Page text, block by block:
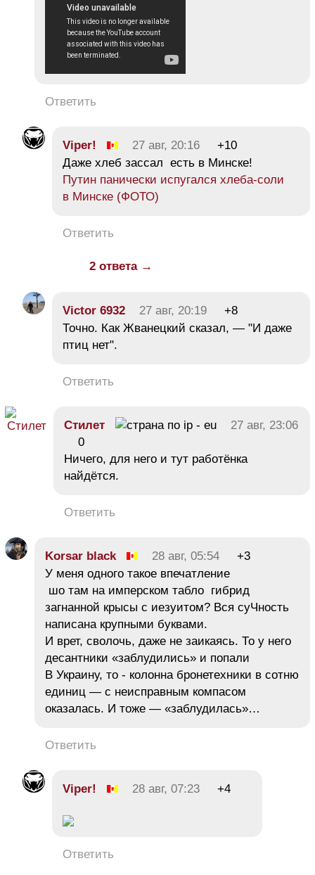
Ответить
Viper! 27 авг, 20:16
+10
Даже хлеб зассал есть в Минске!
Путин панически испугался хлеба-соли
в Минске (ФОТО)
Ответить
2 ответа →
Victor 6932 27 авг, 20:19
+8
Точно. Как Жванецкий сказал, — "И даже
птиц нет".
Ответить
Стилет
27 авг, 23:06
0
Ничего, для него и тут работёнка
найдётся.
Ответить
Korsar black 28 авг, 05:54
+3
У меня одного такое впечатление
шо там на имперском табло гибрид
загнанной крысы с иезуитом? Вся суЧность
написана крупными буквами.
И врет, сволочь, даже не заикаясь. То у него
десантники «заблудились» и попали
В Украину, то - колонна бронетехники в сотню
единиц — с неисправным компасом
оказалась. И тоже — «заблудилась»…
Ответить
Viper! 28 авг, 07:23 +4
Ответить